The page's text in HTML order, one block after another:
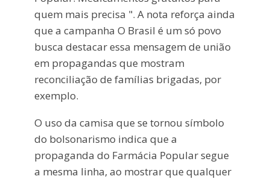
quem mais precisa ". A nota reforça ainda
que a campanha O Brasil é um só povo
busca destacar essa mensagem de união
em propagandas que mostram
reconciliação de famílias brigadas, por
exemplo.
O uso da camisa que se tornou símbolo
do bolsonarismo indica que a
propaganda do Farmácia Popular segue
a mesma linha, ao mostrar que qualquer